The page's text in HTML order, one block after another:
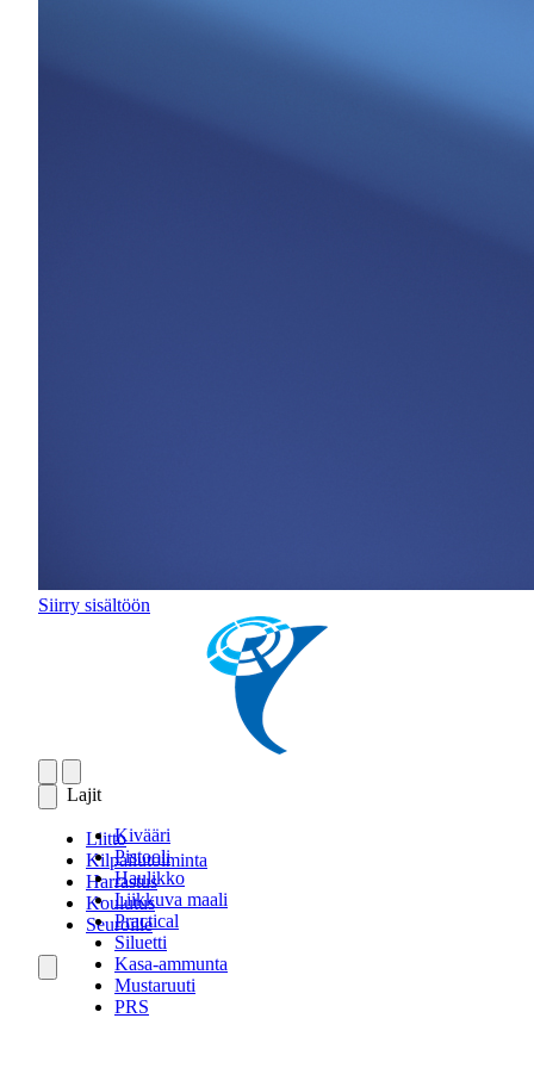
Siirry sisältöön
Lajit
Kivääri
Pistooli
Haulikko
Liikkuva maali
Practical
Siluetti
Kasa-ammunta
Mustaruuti
PRS
Liitto
Kilpailutoiminta
Harrastus
Koulutus
Seuroille